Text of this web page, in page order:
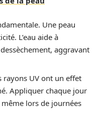
Une peau
L’eau aide à
aggravant
rayons UV ont un effet
Appliquer chaque jour
lors de journées